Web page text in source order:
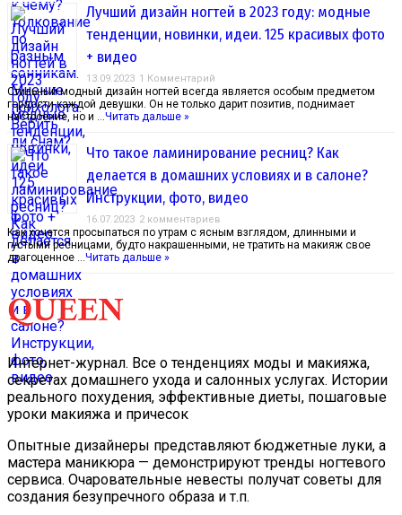
Лучший дизайн ногтей в 2023 году: модные
тенденции, новинки, идеи. 125 красивых фото
+ видео
13.09.2023 1 Комментарий
Стильный модный дизайн ногтей всегда является особым предметом
гордости каждой девушки. Он не только дарит позитив, поднимает
настроение, но и …Читать дальше »
Что такое ламинирование ресниц? Как
делается в домашних условиях и в салоне?
Инструкции, фото, видео
16.07.2023 2 комментариев
Как хочется просыпаться по утрам с ясным взглядом, длинными и
густыми ресницами, будто накрашенными, не тратить на макияж свое
драгоценное …Читать дальше »
Интернет-журнал. Все о тенденциях моды и макияжа,
секретах домашнего ухода и салонных услугах. Истории
реального похудения, эффективные диеты, пошаговые
уроки макияжа и причесок
Опытные дизайнеры представляют бюджетные луки, а
мастера маникюра — демонстрируют тренды ногтевого
сервиса. Очаровательные невесты получат советы для
создания безупречного образа и т.п.